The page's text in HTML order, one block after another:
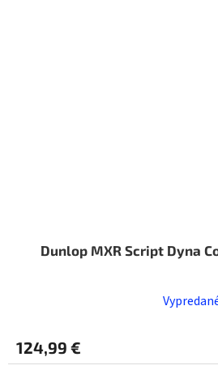
Dunlop MXR Script Dyna
124,99 €